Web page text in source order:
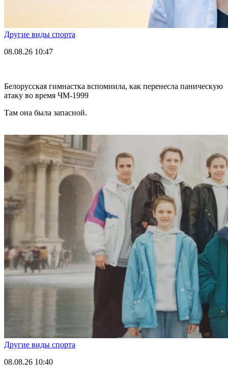
Другие виды спорта
08.08.26 10:47
Белорусская гимнастка вспомнила, как перенесла паническую
атаку во время ЧМ-1999
Там она была запасной.
Другие виды спорта
08.08.26 10:40